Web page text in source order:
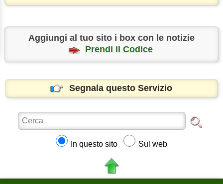
Aggiungi al tuo sito i box con le notizie
Prendi il Codice
Segnala questo Servizio
In questo sito Sul web